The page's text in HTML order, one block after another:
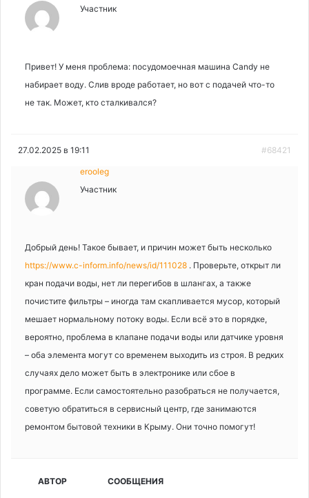
Участник
Привет! У меня проблема: посудомоечная машина Candy не
набирает воду. Слив вроде работает, но вот с подачей что-то
не так. Может, кто сталкивался?
27.02.2025 в 19:11 #68421
erooleg
Участник
Добрый день! Такое бывает, и причин может быть несколько
https://www.c-inform.info/news/id/111028 . Проверьте, открыт ли
кран подачи воды, нет ли перегибов в шлангах, а также
почистите фильтры – иногда там скапливается мусор, который
мешает нормальному потоку воды. Если всё это в порядке,
вероятно, проблема в клапане подачи воды или датчике уровня
– оба элемента могут со временем выходить из строя. В редких
случаях дело может быть в электронике или сбое в
программе. Если самостоятельно разобраться не получается,
советую обратиться в сервисный центр, где занимаются
ремонтом бытовой техники в Крыму. Они точно помогут!
АВТОР СООБЩЕНИЯ